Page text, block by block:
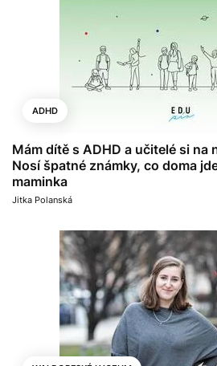
ADHD
Mám dítě s ADHD a učitelé si na
Nosí špatné známky, co doma
maminka
Jitka Polanská